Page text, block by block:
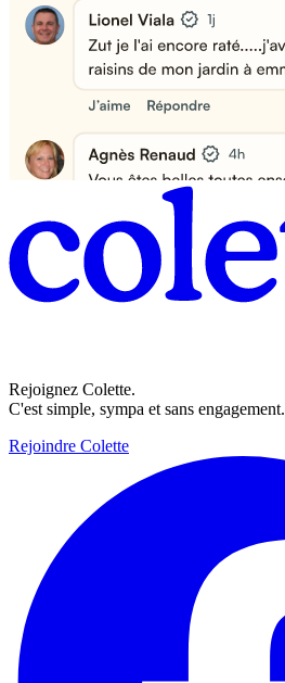
Rejoignez Colette.
C'est simple, sympa et sans engagement.
Rejoindre Colette